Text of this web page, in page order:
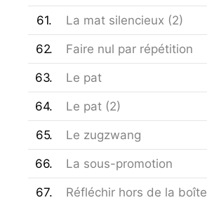
61 La mat silencieux (2)
62 Faire nul par répétition
63 Le pat
64 Le pat (2)
65 Le zugzwang
66 La sous-promotion
67 Réfléchir hors de la boîte